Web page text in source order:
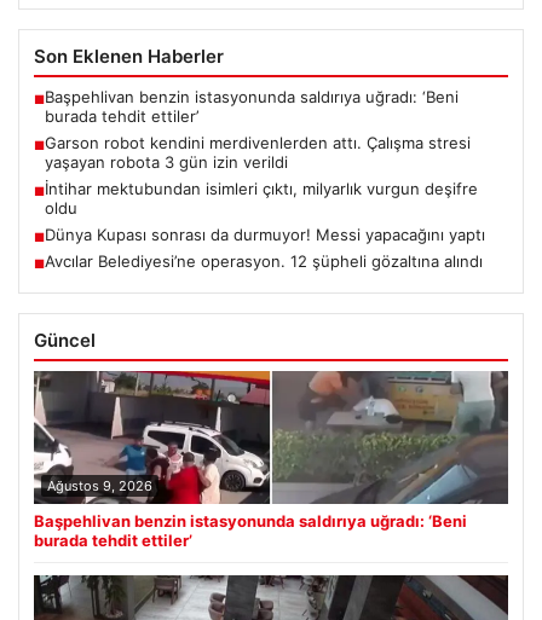
Son Eklenen Haberler
■Başpehlivan benzin istasyonunda saldırıya uğradı: ‘Beni
burada tehdit ettiler’
■Garson robot kendini merdivenlerden attı. Çalışma stresi
yaşayan robota 3 gün izin verildi
■İntihar mektubundan isimleri çıktı, milyarlık vurgun deşifre
oldu
■Dünya Kupası sonrası da durmuyor! Messi yapacağını yaptı
■Avcılar Belediyesi’ne operasyon. 12 şüpheli gözaltına alındı
Güncel
Ağustos 9, 2026
Başpehlivan benzin istasyonunda saldırıya uğradı: ‘Beni
burada tehdit ettiler’